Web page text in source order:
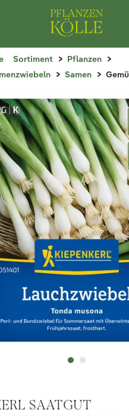
Sortiment
Pflanzen
Samen
SAATGUT